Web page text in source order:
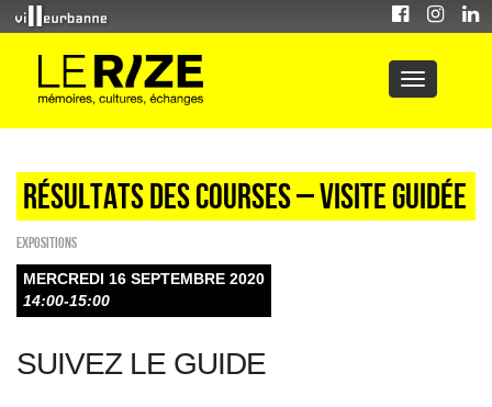
Résultats des courses – visite guidée
EXPOSITIONS
MERCREDI 16 SEPTEMBRE 2020
14:00-15:00
SUIVEZ LE GUIDE